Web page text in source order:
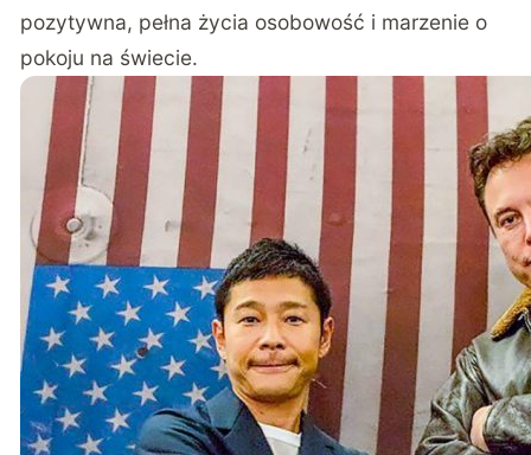
pozytywna, pełna życia osobowość i marzenie o
pokoju na świecie.